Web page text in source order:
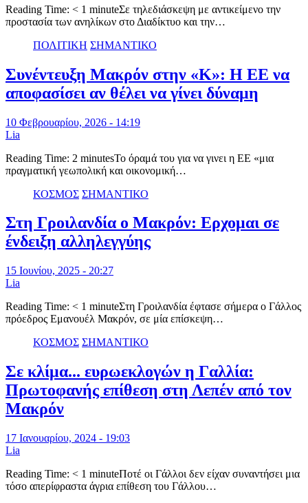
Reading Time: < 1 minuteΣε τηλεδιάσκεψη με αντικείμενο την
προστασία των ανηλίκων στο Διαδίκτυο και την…
ΠΟΛΙΤΙΚΗ ΣΗΜΑΝΤΙΚΟ
Συνέντευξη Μακρόν στην «Κ»: Η ΕΕ να
αποφασίσει αν θέλει να γίνει δύναμη
10 Φεβρουαρίου, 2026 - 14:19
Lia
Reading Time: 2 minutesΤο όραμά του για να γινει η ΕΕ «μια
πραγματική γεωπολική και οικονομική…
ΚΟΣΜΟΣ ΣΗΜΑΝΤΙΚΟ
Στη Γροιλανδία ο Μακρόν: Ερχομαι σε
ένδειξη αλληλεγγύης
15 Ιουνίου, 2025 - 20:27
Lia
Reading Time: < 1 minuteΣτη Γροιλανδία έφτασε σήμερα ο Γάλλος
πρόεδρος Εμανουέλ Μακρόν, σε μία επίσκεψη…
ΚΟΣΜΟΣ ΣΗΜΑΝΤΙΚΟ
Σε κλίμα... ευρωεκλογών η Γαλλία:
Πρωτοφανής επίθεση στη Λεπέν από τον
Μακρόν
17 Ιανουαρίου, 2024 - 19:03
Lia
Reading Time: < 1 minuteΠοτέ οι Γάλλοι δεν είχαν συναντήσει μια
τόσο απερίφραστα άγρια επίθεση του Γάλλου…